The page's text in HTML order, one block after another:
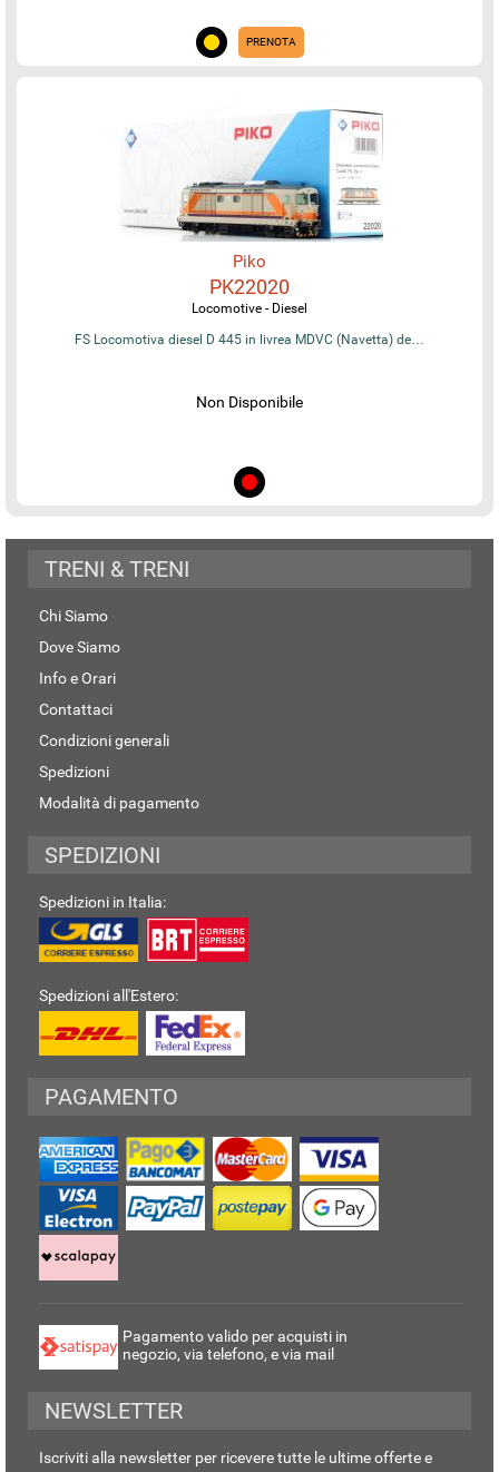
PRENOTA
Piko
PK22020
Locomotive - Diesel
FS Locomotiva diesel D 445 in livrea MDVC (Navetta) de…
Non Disponibile
TRENI & TRENI
Chi Siamo
Dove Siamo
Info e Orari
Contattaci
Condizioni generali
Spedizioni
Modalità di pagamento
SPEDIZIONI
Spedizioni in Italia:
Spedizioni all'Estero:
PAGAMENTO
Pagamento valido per acquisti in
negozio, via telefono, e via mail
NEWSLETTER
Iscriviti alla newsletter per ricevere tutte le ultime offerte e